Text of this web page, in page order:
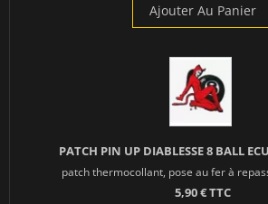
Ajouter Au Panier
PATCH PIN UP DIABLESSE 8 BALL
patch thermocollant, pose au fer à
5,90 € TTC